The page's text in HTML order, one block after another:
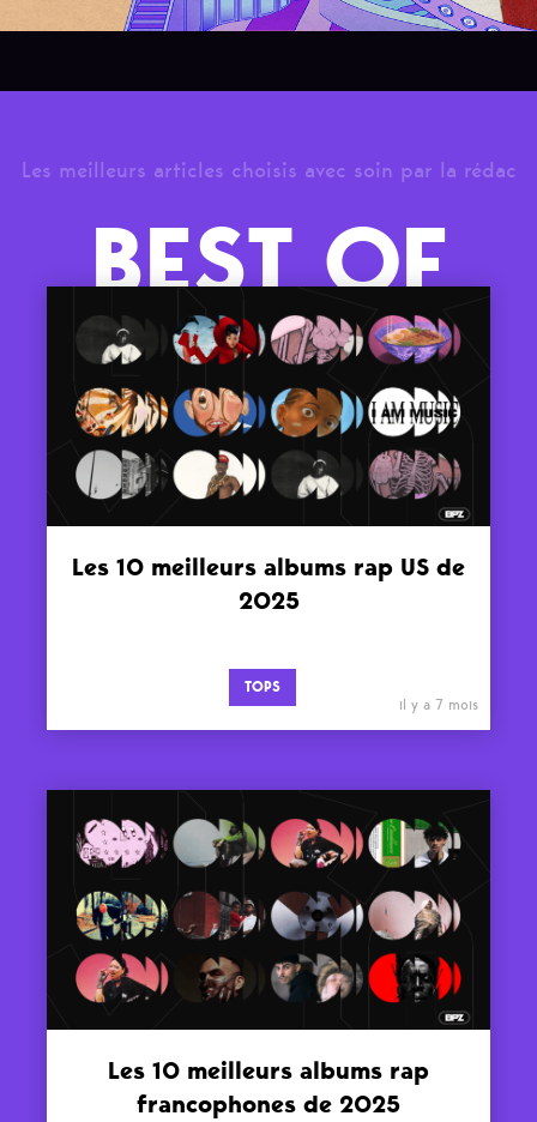
Les meilleurs articles choisis avec soin par la rédac
BEST OF
Les 10 meilleurs albums rap US de
2025
TOPS
il y a 7 mois
Les 10 meilleurs albums rap
francophones de 2025